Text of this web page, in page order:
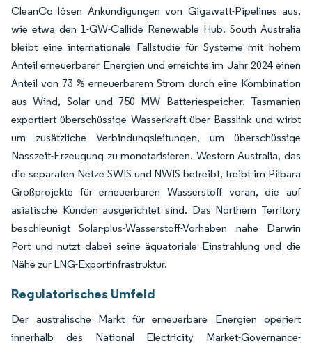
CleanCo lösen Ankündigungen von Gigawatt-Pipelines aus,
wie etwa den 1-GW-Callide Renewable Hub. South Australia
bleibt eine internationale Fallstudie für Systeme mit hohem
Anteil erneuerbarer Energien und erreichte im Jahr 2024 einen
Anteil von 73 % erneuerbarem Strom durch eine Kombination
aus Wind, Solar und 750 MW Batteriespeicher. Tasmanien
exportiert überschüssige Wasserkraft über Basslink und wirbt
um zusätzliche Verbindungsleitungen, um überschüssige
Nasszeit-Erzeugung zu monetarisieren. Western Australia, das
die separaten Netze SWIS und NWIS betreibt, treibt im Pilbara
Großprojekte für erneuerbaren Wasserstoff voran, die auf
asiatische Kunden ausgerichtet sind. Das Northern Territory
beschleunigt Solar-plus-Wasserstoff-Vorhaben nahe Darwin
Port und nutzt dabei seine äquatoriale Einstrahlung und die
Nähe zur LNG-Exportinfrastruktur.
Regulatorisches Umfeld
Der australische Markt für erneuerbare Energien operiert
innerhalb des National Electricity Market-Governance-